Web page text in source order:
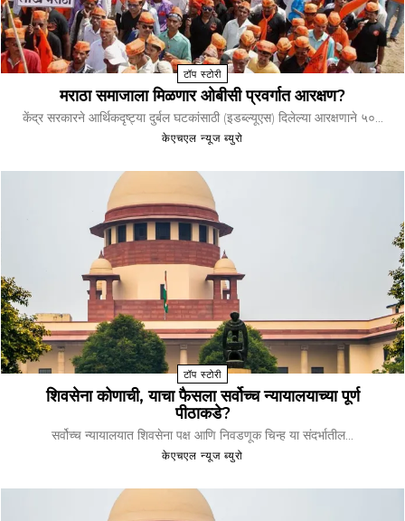
टॉप स्टोरी
मराठा समाजाला मिळणार ओबीसी प्रवर्गात आरक्षण?
केंद्र सरकारने आर्थिकदृष्ट्या दुर्बल घटकांसाठी (इडब्ल्यूएस) दिलेल्या आरक्षणाने ५०...
केएचएल न्यूज ब्युरो
टॉप स्टोरी
शिवसेना कोणाची, याचा फैसला सर्वोच्च न्यायालयाच्या पूर्ण
पीठाकडे?
सर्वोच्च न्यायालयात शिवसेना पक्ष आणि निवडणूक चिन्ह या संदर्भातील...
केएचएल न्यूज ब्युरो